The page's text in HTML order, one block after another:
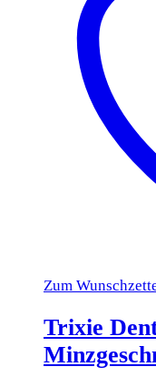
Zum
Trixie